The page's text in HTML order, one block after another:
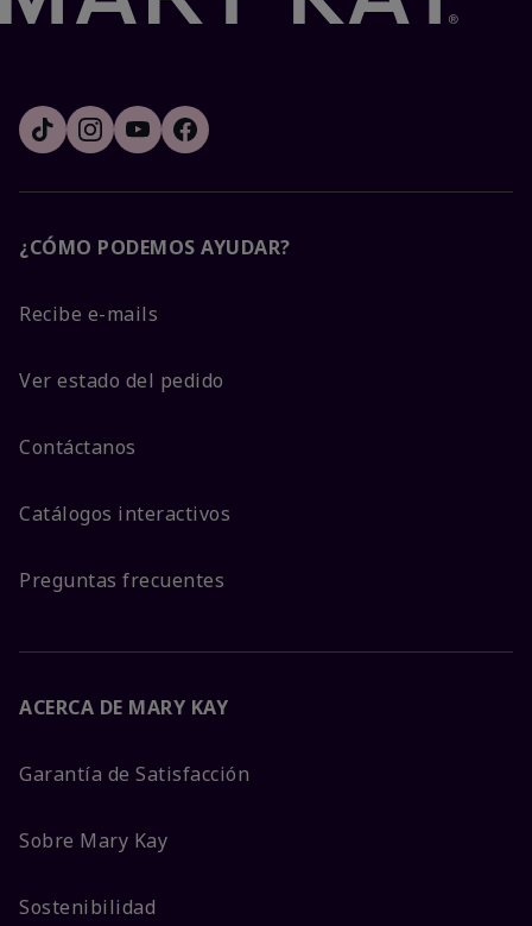
¿CÓMO PODEMOS AYUDAR?
Recibe e-mails
Ver estado del pedido
Contáctanos
Catálogos interactivos
Preguntas frecuentes
ACERCA DE MARY KAY
Garantía de Satisfacción
Sobre Mary Kay
Sostenibilidad